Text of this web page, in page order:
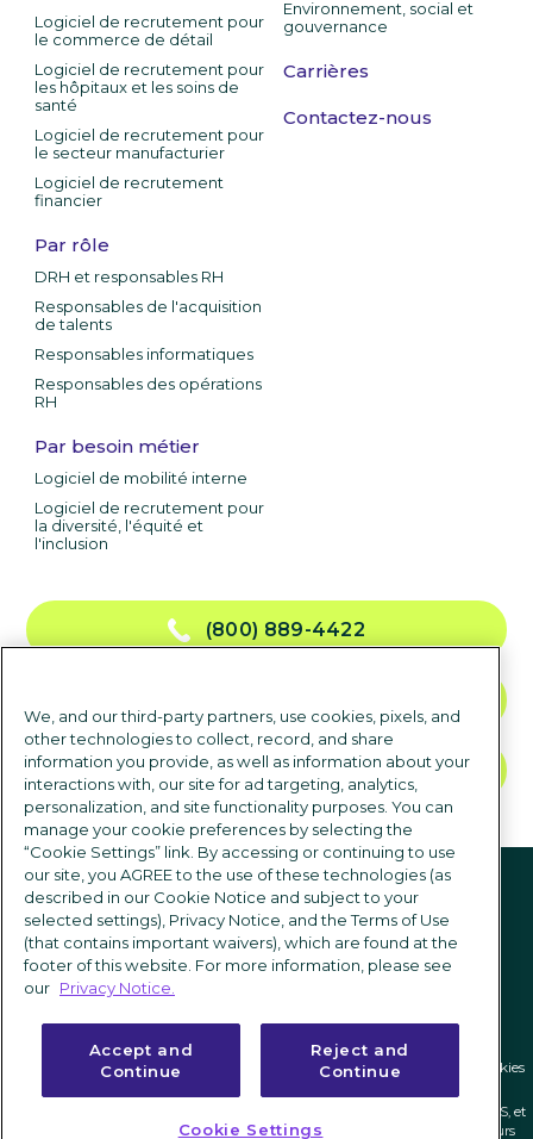
Logiciel de recrutement pour
le commerce de détail
Logiciel de recrutement pour
les hôpitaux et les soins de
santé
Logiciel de recrutement pour
le secteur manufacturier
Logiciel de recrutement
financier
Par rôle
DRH et responsables RH
Responsables de l'acquisition
de talents
Responsables informatiques
Responsables des opérations
RH
Par besoin métier
Logiciel de mobilité interne
Logiciel de recrutement pour
la diversité, l'équité et
l'inclusion
Environnement, social et
gouvernance
Carrières
Contactez-nous
(800) 889-4422
DEMANDER UNE DÉMO
suivez-nous
Politique de confidentialité Conditions d'utilisation|Paramètres des cookies
ICIMS et son logo associé sont des marques déposées au niveau fédéral de ICIMS, et
les autres marques utilisées ici sont détenues et peuvent être déposées par leurs
We, and our third-party partners, use cookies, pixels, and
other technologies to collect, record, and share
information you provide, as well as information about your
interactions with, our site for ad targeting, analytics,
personalization, and site functionality purposes. You can
manage your cookie preferences by selecting the
“Cookie Settings” link. By accessing or continuing to use
our site, you AGREE to the use of these technologies (as
described in our Cookie Notice and subject to your
selected settings), Privacy Notice, and the Terms of Use
(that contains important waivers), which are found at the
footer of this website. For more information, please see
our Privacy Notice.
Accept and
Continue
Reject and
Continue
Cookie Settings